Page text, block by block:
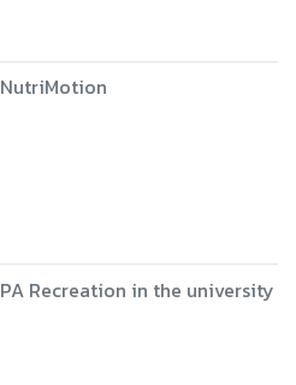
NutriMotion
PA Recreation in the university